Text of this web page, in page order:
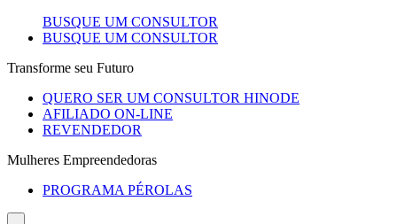
BUSQUE UM CONSULTOR
BUSQUE UM CONSULTOR
Transforme seu Futuro
QUERO SER UM CONSULTOR HINODE
AFILIADO ON-LINE
REVENDEDOR
Mulheres Empreendedoras
PROGRAMA PÉROLAS